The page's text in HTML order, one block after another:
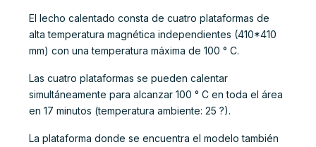
El lecho calentado consta de cuatro plataformas de
alta temperatura magnética independientes (410*410
mm) con una temperatura máxima de 100 ° C.
Las cuatro plataformas se pueden calentar
simultáneamente para alcanzar 100 ° C en toda el área
en 17 minutos (temperatura ambiente: 25 ?).
La plataforma donde se encuentra el modelo también